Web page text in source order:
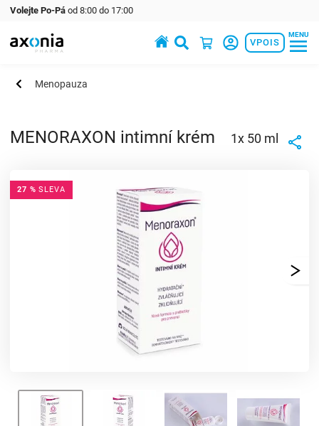
Volejte Po-Pá od 8:00 do 17:00
VPOIS
MENU
Menopauza
MENORAXON intimní krém 1x 50 ml
27 % SLEVA